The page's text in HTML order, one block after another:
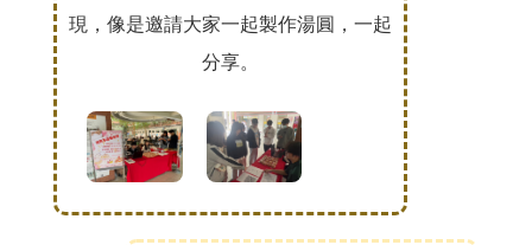
現，像是邀請大家一起製作湯圓，一起
分享。